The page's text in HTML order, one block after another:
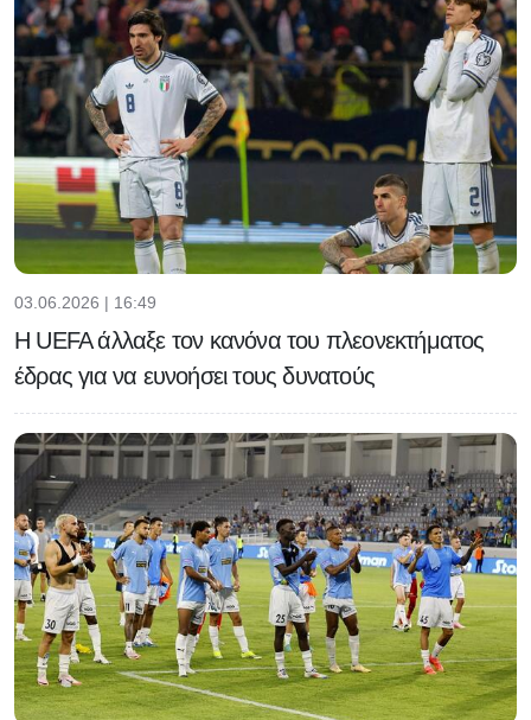
03.06.2026 | 16:49
H UEFA άλλαξε τον κανόνα του πλεονεκτήματος
έδρας για να ευνοήσει τους δυνατούς